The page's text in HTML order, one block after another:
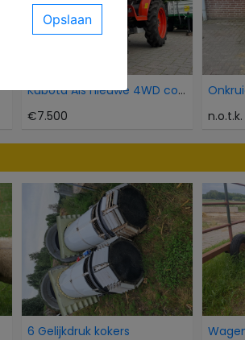
Kubota Als nieuwe 4WD compacttractor 21 pk minitra
€7.500
n.o.t.k.
6 Gelijkdruk kokers